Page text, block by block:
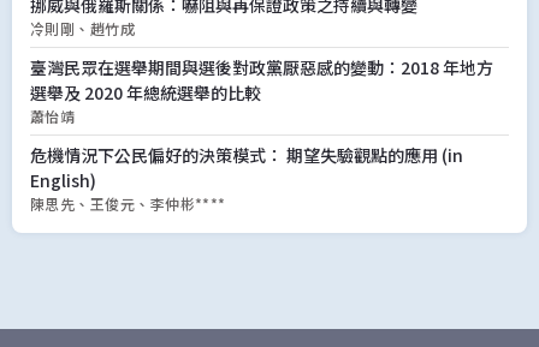
冷則剛 趙竹成
臺灣民眾在選舉期間與選後對政黨厭惡感的變動：2018 年地方
選舉及 2020 年總統選舉的比較
蕭怡靖
危機情況下公民偏好的決策模式： 期望失驗觀點的應用 (in
English)
陳思先 王俊元 李仲彬****